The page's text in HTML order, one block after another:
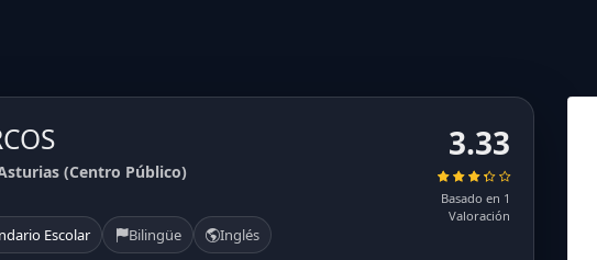
(Centro Público)
Escolar Bilingüe Inglés
3.33
Basado en 1
Valoración